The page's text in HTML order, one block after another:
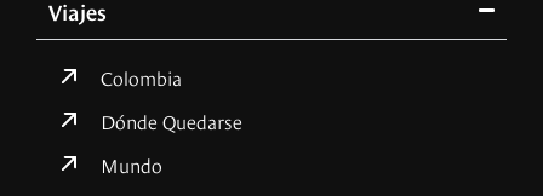
Viajes
Colombia
Dónde Quedarse
Mundo